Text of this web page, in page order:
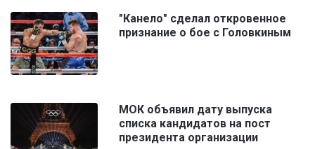
"Канело" сделал откровенное
признание о бое с Головкиным
МОК объявил дату выпуска
списка кандидатов на пост
президента организации